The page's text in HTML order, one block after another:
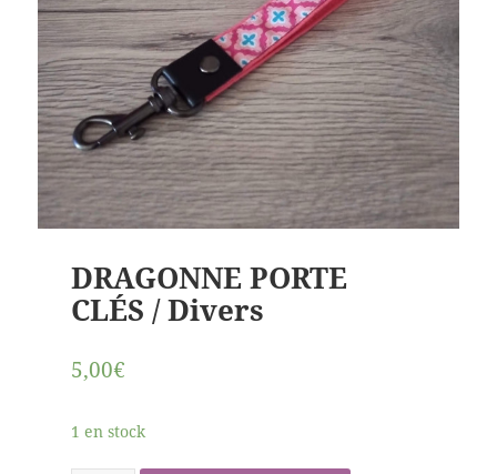
DRAGONNE PORTE
CLÉS / Divers
5,00€
1 en stock